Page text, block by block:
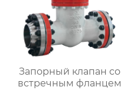
Запорный клапан со
встречным фланцем